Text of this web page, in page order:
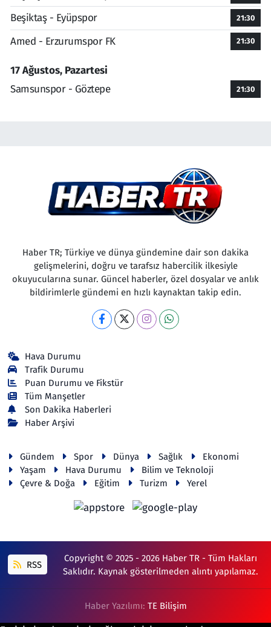
Beşiktaş - Eyüpspor 21:30
Amed - Erzurumspor FK 21:30
17 Ağustos, Pazartesi
Samsunspor - Göztepe
21:30
Haber TR; Türkiye ve dünya gündemine dair son dakika
gelişmelerini, doğru ve tarafsız habercilik ilkesiyle
okuyucularına sunar. Güncel haberler, özel dosyalar ve anlık
bildirimlerle gündemi en hızlı kaynaktan takip edin.
Hava Durumu
Trafik Durumu
Puan Durumu ve Fikstür
Tüm Manşetler
Son Dakika Haberleri
Haber Arşivi
Gündem Spor Dünya Sağlık
Ekonomi
Yaşam
Hava Durumu
Bilim ve Teknoloji
Çevre & Doğa
Eğitim Turizm Yerel
RSS
Copyright © 2025 - 2026 Haber TR - Tüm Hakları
Saklıdır. Kaynak gösterilmeden alıntı yapılamaz.
Haber Yazılımı: TE Bilişim